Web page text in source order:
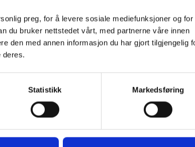
preg, for å levere sosiale mediefunksjoner og for
du bruker nettstedet vårt, med partnerne våre innen
den med annen informasjon du har gjort tilgjengelig
deres.
Statistikk Markedsføring
GOP WOODLON GULVPLATER
TREKOMPOSITT
454.00kr